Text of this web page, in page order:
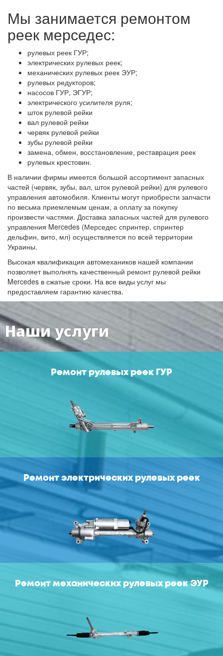
Мы занимается ремонтом
реек мерседес:
рулевых реек ГУР;
электрических рулевых реек;
механических рулевых реек ЭУР;
рулевых редукторов;
насосов ГУР, ЭГУР;
электрического усилителя руля;
шток рулевой рейки
вал рулевой рейки
червяк рулевой рейки
зубы рулевой рейки
замена, обмен, восстановление, реставрация реек
рулевых крестовин.
В наличии фирмы имеется большой ассортимент запасных
частей (червяк, зубы, вал, шток рулевой рейки) для рулевого
управления автомобиля. Клиенты могут приобрести запчасти
по весьма приемлемым ценам, а оплату за покупку
произвести частями. Доставка запасных частей для рулевого
управления Mercedes (Мерседес спринтер, спринтер
дельфин, вито, мл) осуществляется по всей территории
Украины.
Высокая квалификация автомехаников нашей компании
позволяет выполнять качественный ремонт рулевой рейки
Mercedes в сжатые сроки. На все виды услуг мы
предоставляем гарантию качества.
Наши услуги
Ремонт рулевых реек ГУР
Ремонт электрических рулевых реек
Ремонт механических рулевых реек ЭУР